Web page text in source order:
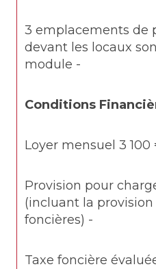
3 emplacements de
devant les locaux
module -
Conditions
Loyer mensuel 3 100
Provision pour
(incluant la
foncières) -
Taxe foncière